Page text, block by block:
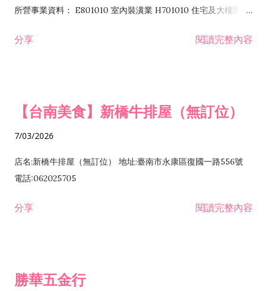
所營事業資料： E801010 室內裝潢業 H701010 住宅及大樓開發
發業 H703090 不動產買賣業 H703100 不動產租賃業 I503010
分享 閱讀完整內容
【台南美食】新橋牛排屋（無訂位）
7/03/2026
店名:新橋牛排屋（無訂位） 地址:臺南市永康區復國一路556號
電話:062025705
分享 閱讀完整內容
勝華五金行